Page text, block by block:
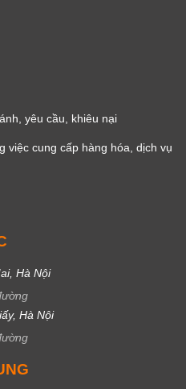
yêu cầu, khiêu nại
việc cung cấp hàng hóa, dịch vụ
Hà Nội
Hà Nội